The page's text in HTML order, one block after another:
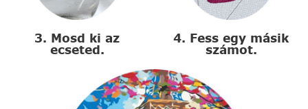
3. Mosd ki az
ecseted.
4. Fess egy másik
számot.